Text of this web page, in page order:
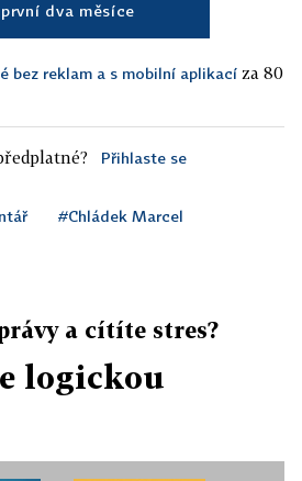
dva měsíce
bez reklam a s mobilní aplikací za 80
Přihlaste se
#Chládek Marcel
a cítíte stres?
logickou